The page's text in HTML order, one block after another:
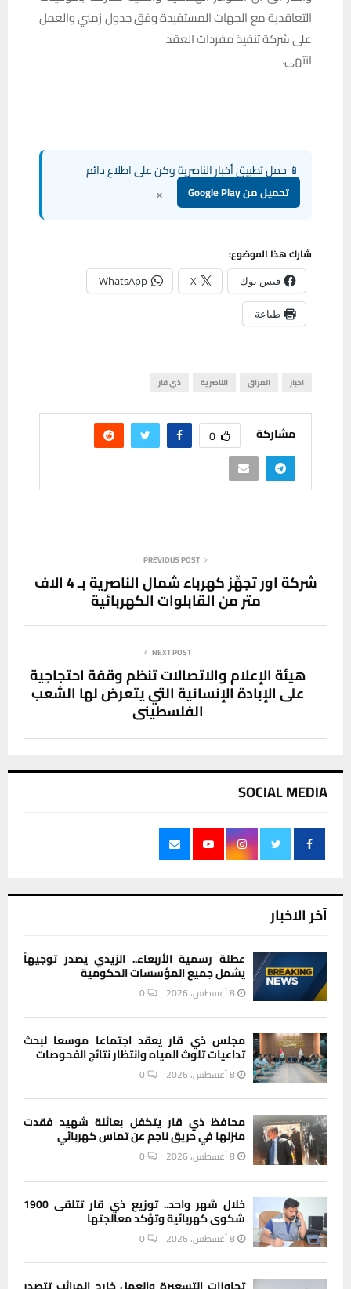
التعاقدية مع الجهات المستفيدة وفق جدول زمني والعمل
على شركة تنفيذ مفردات العقد.
انتهى.
📱 حمل تطبيق أخبار الناصرية وكن على اطلاع دائم
تحميل من Google Play ×
شارك هذا الموضوع:
فيس بوك X
WhatsApp
طباعة
اخبار العراق الناصرية ذي قار
مشاركة 0
PREVIOUS POST
شركة اور تجهِّز كهرباء شمال الناصرية بـ 4 الاف
متر من القابلوات الكهربائية
NEXT POST
هيئة الإعلام والاتصالات تنظم وقفة احتجاجية
على الإبادة الإنسانية التي يتعرض لها الشعب
الفلسطيني
SOCIAL MEDIA
آخر الاخبار
عطلة رسمية الأربعاء.. الزيدي يصدر توجيهاً
يشمل جميع المؤسسات الحكومية
8 أغسطس، 2026 0
مجلس ذي قار يعقد اجتماعا موسعا لبحث
تداعيات تلوث المياه وانتظار نتائج الفحوصات
8 أغسطس، 2026 0
محافظ ذي قار يتكفل بعائلة شهيد فقدت
منزلها في حريق ناجم عن تماس كهربائي
8 أغسطس، 2026 0
خلال شهر واحد.. توزيع ذي قار تتلقى 1900
شكوى كهربائية وتؤكد معالجتها
8 أغسطس، 2026 0